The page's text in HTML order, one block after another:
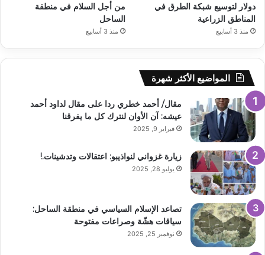
دولار لتوسيع شبكة الطرق في
المناطق الزراعية
منذ 3 أسابيع
من أجل السلام في منطقة
الساحل
منذ 3 أسابيع
المواضيع الأكثر شهرة
مقال/ أحمد خطري ردا على مقال لداود أحمد
عيشه: آن الأوان لنترك كل ما يفرقنا
فبراير 9, 2025
زيارة غزواني لنواذيبو: اعتقالات وتدشينات.!
يوليو 28, 2025
تصاعد الإسلام السياسي في منطقة الساحل:
سياقات هشّة وصراعات مفتوحة
نوفمبر 25, 2025